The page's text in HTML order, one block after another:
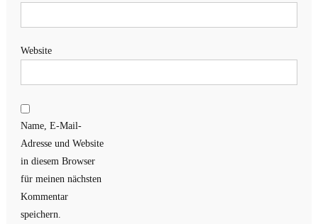
Website
Name, E-Mail-
Adresse und Website
in diesem Browser
für meinen nächsten
Kommentar
speichern.